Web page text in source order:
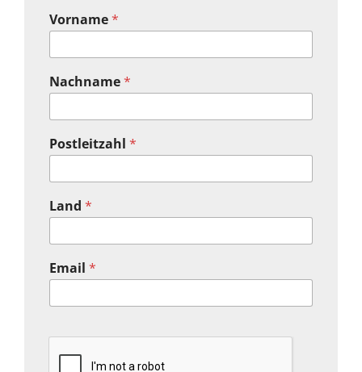
Vorname*
Nachname*
Postleitzahl *
Land *
Email *